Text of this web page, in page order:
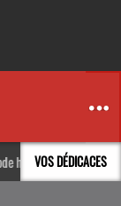
VOS DÉDICACES
bpl.kr/Rkxs